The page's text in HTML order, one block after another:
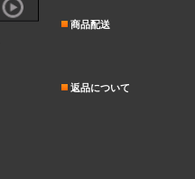
商品配送
返品について